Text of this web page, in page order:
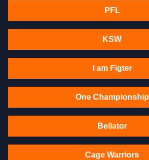
PFL
KSW
I am Figter
One Championship
Bellator
Cage Warriors